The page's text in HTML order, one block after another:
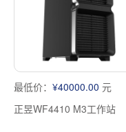
最低价： ¥40000.00 元
正昱WF4410 M3工作站